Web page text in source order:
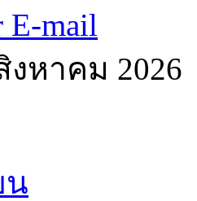
E-mail
งหาคม 2026
น